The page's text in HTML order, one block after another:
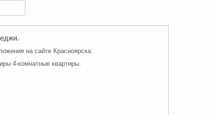
на сайте Красноярска.
4-комнатные квартиры.